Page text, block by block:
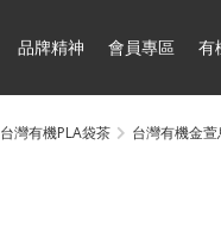
品牌精神 會員專區 有
台灣有機PLA袋茶 台灣有機金